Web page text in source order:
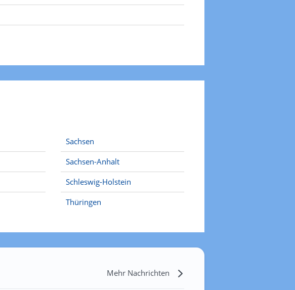
Sachsen
Sachsen-Anhalt
Schleswig-Holstein
Thüringen
Mehr Nachrichten